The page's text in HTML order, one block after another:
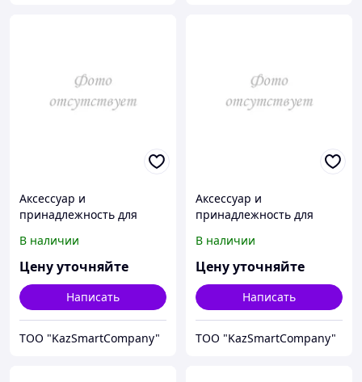
Аксессуар и
принадлежность для
калибровки Fluke
Calibration 3107-2219
В наличии
Цену уточняйте
Написать
ТОО "KazSmartCompany"
Аксессуар и
принадлежность для
калибровки Fluke
Calibration 3107-2250
В наличии
Цену уточняйте
Написать
ТОО "KazSmartCompany"